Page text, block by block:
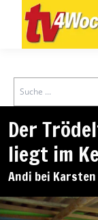
Search
Der
liegt im
Andi bei Karsten